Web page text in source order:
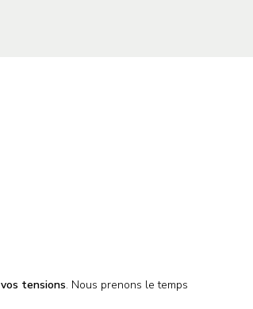
vos tensions. Nous prenons le temps